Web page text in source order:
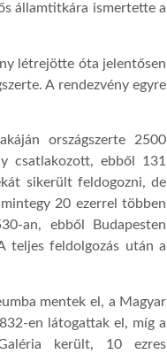
államtitkára ismertette a
létrejötte óta jelentősen
A rendezvény egyre
országszerte 2500
csatlakozott, ebből 131
sikerült feldogozni, de
20 ezerrel többen
an, ebből Budapesten
teljes feldolgozás után a
mentek el, a Magyar
en látogattak el, míg a
került, 10 ezres